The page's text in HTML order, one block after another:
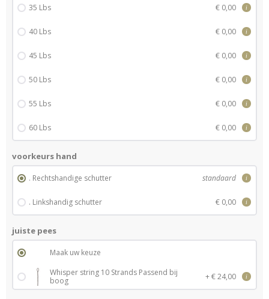
35 Lbs € 0,00 i
40 Lbs € 0,00 i
45 Lbs € 0,00 i
50 Lbs € 0,00 i
55 Lbs € 0,00 i
60 Lbs € 0,00 i
voorkeurs hand
. Rechtshandige schutter standaard i
. Linkshandig schutter € 0,00 i
juiste pees
Maak uw keuze
Whisper string 10 Strands Passend bij
boog
+ € 24,00 i